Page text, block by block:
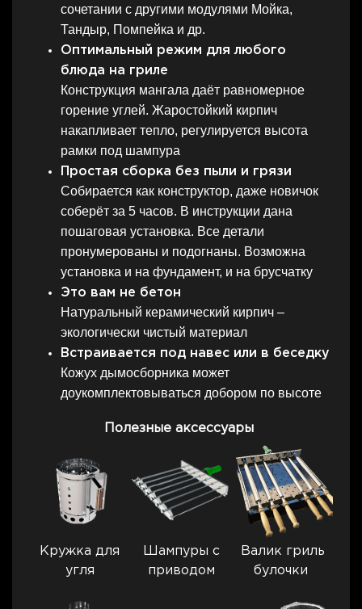
сочетании с другими модулями Мойка,
Тандыр, Помпейка и др.
Оптимальный режим для любого
блюда на гриле
Конструкция мангала даёт равномерное
горение углей. Жаростойкий кирпич
накапливает тепло, регулируется высота
рамки под шампура
Простая сборка без пыли и грязи
Собирается как конструктор, даже новичок
соберёт за 5 часов. В инструкции дана
пошаговая установка. Все детали
пронумерованы и подогнаны. Возможна
установка и на фундамент, и на брусчатку
Это вам не бетон
Натуральный керамический кирпич –
экологически чистый материал
Встраивается под навес или в беседку
Кожух дымосборника может
доукомплектовываться добором по высоте
Полезные аксессуары
Кружка для
угля
Шампуры с
приводом
Валик гриль
булочки